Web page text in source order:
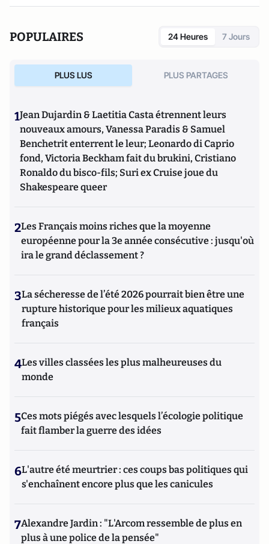
POPULAIRES 24 Heures 7 Jours
PLUS LUS PLUS PARTAGES
1Jean Dujardin & Laetitia Casta étrennent leurs
nouveaux amours, Vanessa Paradis & Samuel
Benchetrit enterrent le leur; Leonardo di Caprio
fond, Victoria Beckham fait du brukini, Cristiano
Ronaldo du bisco-fils; Suri ex Cruise joue du
Shakespeare queer
2Les Français moins riches que la moyenne
européenne pour la 3e année consécutive : jusqu'où
ira le grand déclassement ?
3La sécheresse de l’été 2026 pourrait bien être une
rupture historique pour les milieux aquatiques
français
4Les villes classées les plus malheureuses du
monde
5Ces mots piégés avec lesquels l’écologie politique
fait flamber la guerre des idées
6L'autre été meurtrier : ces coups bas politiques qui
s'enchaînent encore plus que les canicules
7Alexandre Jardin : "L'Arcom ressemble de plus en
plus à une police de la pensée"